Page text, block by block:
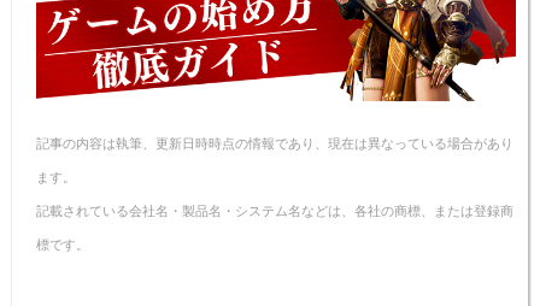
k
記事の内容は執筆、更新日時時点の情報であり、現在は異なっている場合があり
ます。
記載されている会社名・製品名・システム名などは、各社の商標、または登録商
標です。